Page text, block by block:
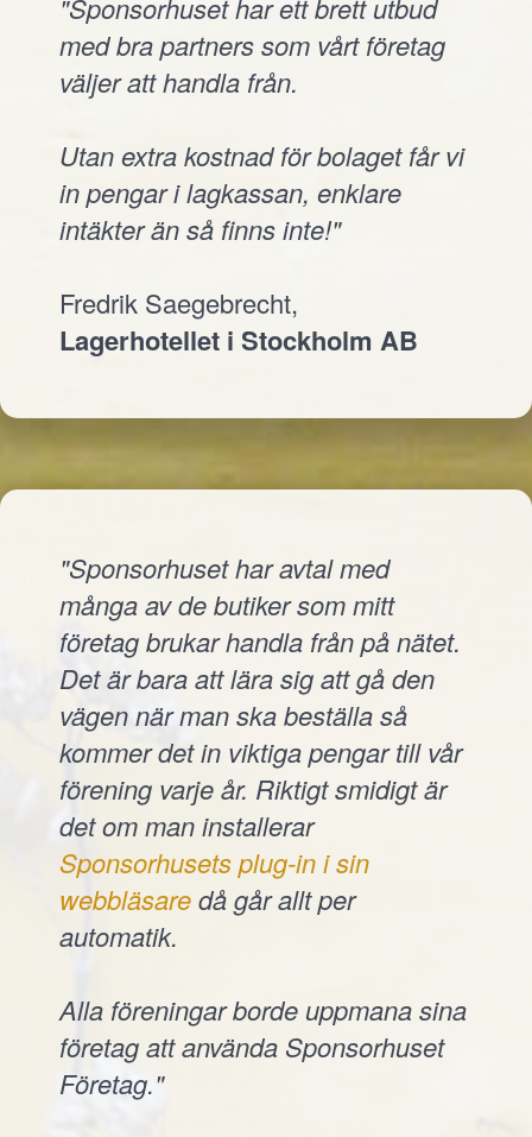
"Sponsorhuset har ett brett utbud
med bra partners som vårt företag
väljer att handla från.
Utan extra kostnad för bolaget får vi
in pengar i lagkassan, enklare
intäkter än så finns inte!"
Fredrik Saegebrecht,
Lagerhotellet i Stockholm AB
"Sponsorhuset har avtal med
många av de butiker som mitt
företag brukar handla från på nätet.
Det är bara att lära sig att gå den
vägen när man ska beställa så
kommer det in viktiga pengar till vår
förening varje år. Riktigt smidigt är
det om man installerar
Sponsorhusets plug-in i sin
webbläsaredå går allt per
automatik.
Alla föreningar borde uppmana sina
företag att använda Sponsorhuset
Företag."